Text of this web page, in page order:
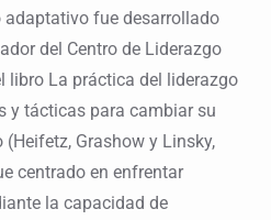
adaptativo fue desarrollado
del Centro de Liderazgo
libro La práctica del liderazgo
y tácticas para cambiar su
Grashow y Linsky,
centrado en enfrentar
la capacidad de